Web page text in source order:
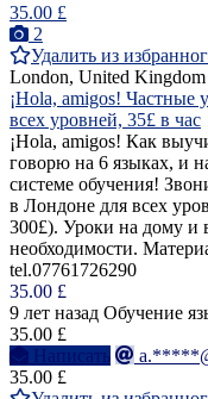
35.00 £
2
Удалить из
London, United Kingdom
¡Hola, amigos! Частные
всех уровней, 35£ в час
¡Hola, amigos! Как
говорю на 6 языках, и
системе обучения!
в Лондоне для всех
300£). Уроки на дому и
необходимости.
tel.07761726290
35.00 £
9 лет назад Обучение
35.00 £
Написать
35.00 £